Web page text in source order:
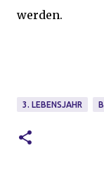
werden.
3. LEBENSJAHR